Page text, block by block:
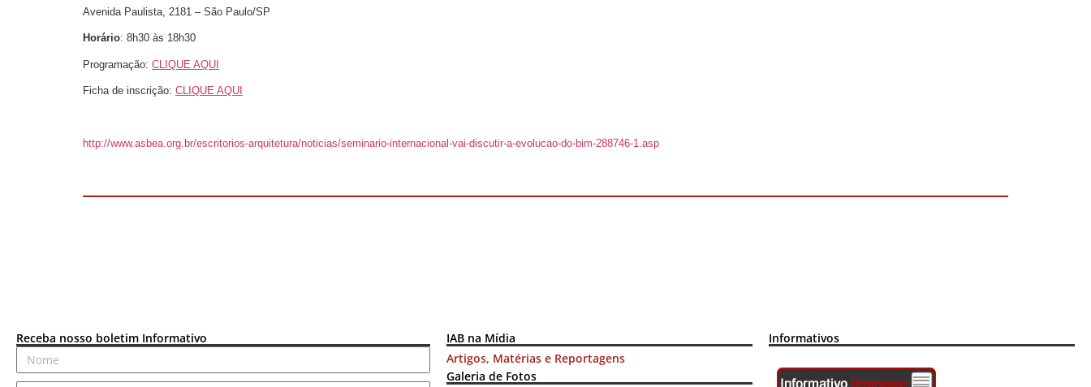
Avenida Paulista, 2181 – São Paulo/SP
Horário: 8h30 às 18h30
Programação: CLIQUE AQUI
Ficha de inscrição: CLIQUE AQUI
http://www.asbea.org.br/escritorios-arquitetura/noticias/seminario-internacional-vai-discutir-a-evolucao-do-bim-288746-1.asp
Receba nosso boletim Informativo
IAB na Mídia
Artigos, Matérias e Reportagens
Galeria de Fotos
Informativos